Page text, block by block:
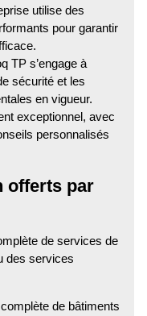
utilise des
pour garantir
TP s’engage à
sécurité et les
en vigueur.
exceptionnel, avec
personnalisés
offerts par
de services de
des services
de bâtiments